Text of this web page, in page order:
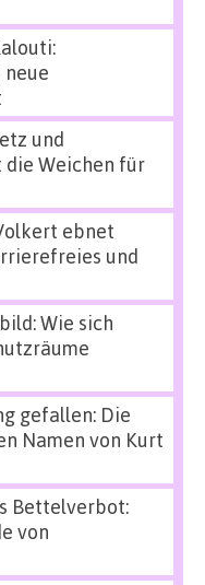
neue
und
die Weichen für
ebnet
und
Wie sich
gefallen: Die
Namen von Kurt
Bettelverbot:
von